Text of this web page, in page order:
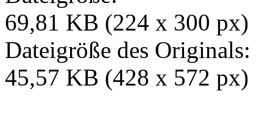
69,81 KB (224 x 300 px)
Dateigröße des Originals:
45,57 KB (428 x 572 px)